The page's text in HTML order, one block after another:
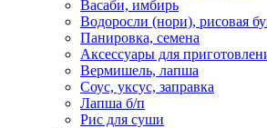
Васаби, имбирь
Водоросли (нори), рисовая
Панировка, семена
Аксессуары для
Вермишель, лапша
Соус, уксус, заправка
Лапша б/п
Рис для суши